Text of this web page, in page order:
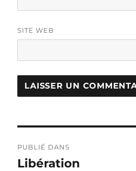
SITE WEB
de
PUBLIÉ DANS
Libération